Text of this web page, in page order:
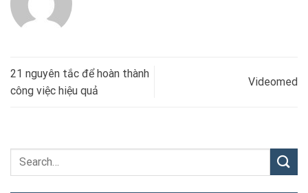
21 nguyên tắc để hoàn thành
công việc hiệu quả
Videomed